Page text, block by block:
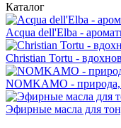
Каталог
Acqua dell'Elba -
Christian Tortu -
NOMKAMO - природа,
Эфирные масла для